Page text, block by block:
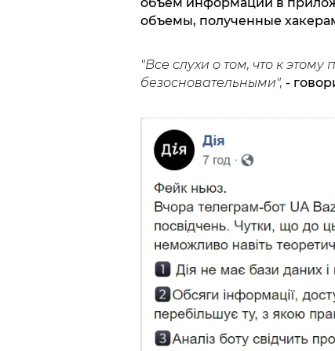
объемы, полученные
"Все слухи о том, что к
безосновательными", -